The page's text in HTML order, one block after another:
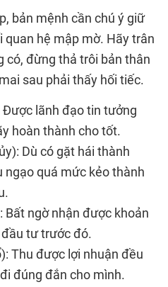
bản mệnh cần chú ý giữ
hệ mập mờ. Hãy trân
có, đừng thả trôi bản thân
sau phải thấy hối tiếc.
lãnh đạo tin tưởng
hoàn thành cho tốt.
Dù có gặt hái thành
ngạo quá mức kẻo thành
Bất ngờ nhận được khoản
tư trước đó.
Thu được lợi nhuận đều
đúng đắn cho mình.